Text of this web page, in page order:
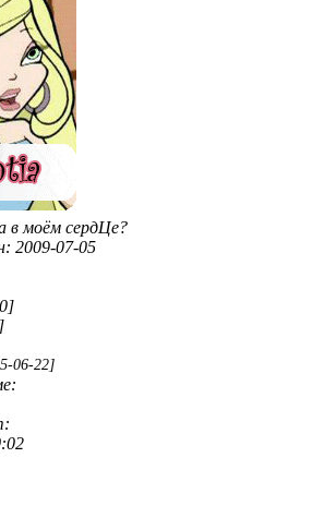
в моём сердЦе?
: 2009-07-05
06-22]